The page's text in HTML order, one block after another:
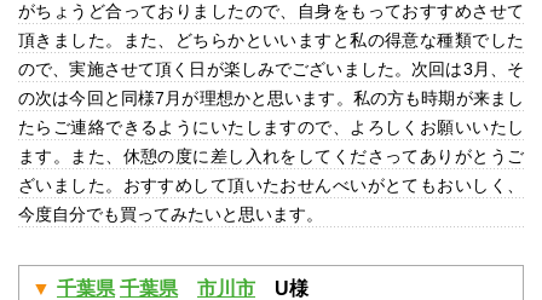
がちょうど合っておりましたので、自身をもっておすすめさせて
頂きました。また、どちらかといいますと私の得意な種類でした
ので、実施させて頂く日が楽しみでございました。次回は3月、そ
の次は今回と同様7月が理想かと思います。私の方も時期が来まし
たらご連絡できるようにいたしますので、よろしくお願いいたし
ます。また、休憩の度に差し入れをしてくださってありがとうご
ざいました。おすすめして頂いたおせんべいがとてもおいしく、
今度自分でも買ってみたいと思います。
千葉県 千葉県 市川市 U様